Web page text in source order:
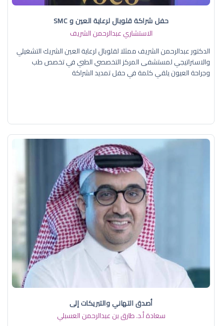
حفل شراكة قلوبال لرعاية العين و SMC
الاستشاري عبدالرحمن الشريف
الدكتور عبدالرحمن الشريف ممثلا لقلوبال لرعاية العين الشريك التشغيلي
والاستراتيجي لمستشفى المركز التخصصي الطبي في تخصص طب
وجراحة العيون يلقي كلمة في حفل تمديد الشراكة
أصدق التهاني والتبريكات إلى
سعادة أ.د. ​طارق بن عبدالرحمن العسبلي